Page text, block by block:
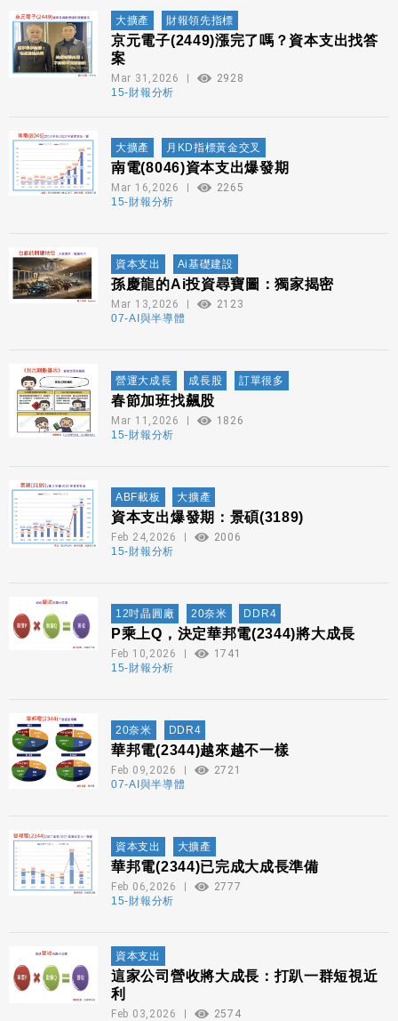
大擴產 財報領先指標
京元電子(2449)漲完了嗎？資本支出找答
案
Mar 31,2026
2928
15-財報分析
大擴產 月KD指標黃金交叉
南電(8046)資本支出爆發期
Mar 16,2026
2265
15-財報分析
資本支出 Ai基礎建設
孫慶龍的Ai投資尋寶圖：獨家揭密
Mar 13,2026
2123
07-AI與半導體
營運大成長 成長股 訂單很多
春節加班找飆股
Mar 11,2026
1826
15-財報分析
ABF載板 大擴產
資本支出爆發期：景碩(3189)
Feb 24,2026
2006
15-財報分析
12吋晶圓廠 20奈米 DDR4
P乘上Q，決定華邦電(2344)將大成長
Feb 10,2026
1741
15-財報分析
20奈米 DDR4
華邦電(2344)越來越不一樣
Feb 09,2026
2721
07-AI與半導體
資本支出 大擴產
華邦電(2344)已完成大成長準備
Feb 06,2026
2777
15-財報分析
資本支出
這家公司營收將大成長：打趴一群短視近
利
Feb 03,2026
2574